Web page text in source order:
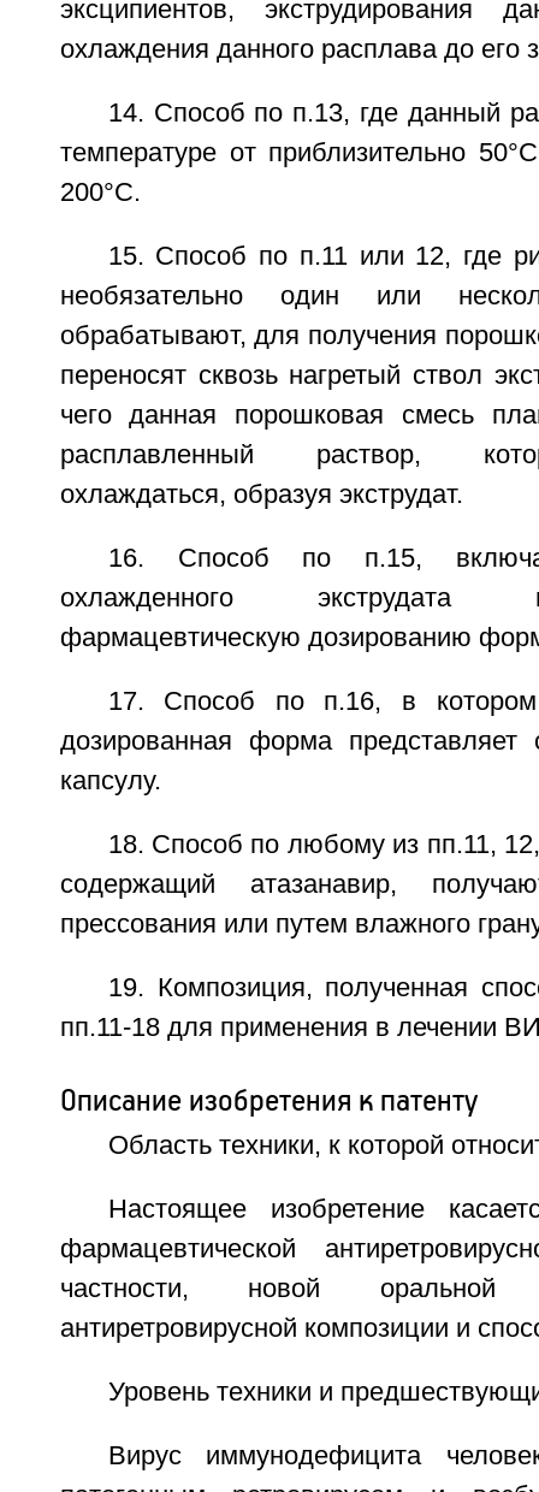
эксципиентов, экструдирования
охлаждения данного расплава до его
14. Способ по п.13, где данный
температуре от приблизительно
200°C.
15. Способ по п.11 или 12, где
необязательно один или
обрабатывают, для получения
переносят сквозь нагретый ствол
чего данная порошковая смесь
расплавленный раствор,
охлаждаться, образуя экструдат.
16. Способ по п.15,
охлажденного
фармацевтическую дозированию
17. Способ по п.16, в котором
дозированная форма представляет
капсулу.
18. Способ по любому из пп.11,
содержащий атазанавир,
прессования или путем влажного
19. Композиция, полученная
пп.11-18 для применения в лечении
Описание изобретения к патенту
Область техники, к которой
Настоящее изобретение
фармацевтической
частности, новой оральной
антиретровирусной композиции и
Уровень техники и
Вирус иммунодефицита